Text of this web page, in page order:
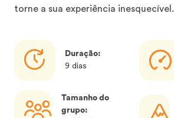
torne a sua experiência inesquecível.
Duração:
9 dias
Tamanho do
grupo: